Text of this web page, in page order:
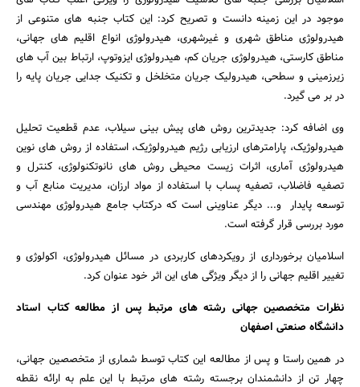
موجود در این زمینه دانست و تصریح کرد: این کتاب جنبه های متنوعی از
هیدرولوژی مناطق شهری و غیرشهری، هیدرولوژی انواع اقلیم های جهانی،
مناطق کارستی، هیدرولوژی جریان کم، هیدرولوژی ایزوتوپ، ارتباط بین آب های
زیرزمینی و سطحی، هیدرولیک جریان متخلخل و تکنیک جدایی جریان پایه را
در بر می گیرد.
وی اضافه کرد: جدیدترین روش های پیش بینی سیلاب، عدم قطعیت تحلیل
هیدرولوژیک، پارامترهای ارزیابی رژیم هیدرولوژیک، استفاده از روش های نوین
هیدرولوژی آماری، اثرات زیست محیطی روش های نانوتکنولوژی، کنترل و
تصفیه فاضلاب، تصفیه پساب با استفاده از مواد ارزان، مدیریت منابع آب و
توسعه پایدار و... دیگر عناوینی است که درکتاب جامع هیدرولوژی مهندسی
مورد بررسی قرار گرفته است.
اسلامیان برخورداری از رویکردهای کاربردی در مسائل هیدرولوژی، اکولوژی و
تغییر اقلیم جهانی را از دیگر ویژگی های این اثر خود عنوان کرد.
نظرات متخصصین جهانی رشته های مرتبط پس از مطالعه کتاب استاد
دانشگاه صنعتی اصفهان
در همین راستا و پس از مطالعه این کتاب توسط شماری از متخصصین جهانی،
چهار تن از دانشمندان برجسته رشته های مرتبط با این علم به ارائه نقطه